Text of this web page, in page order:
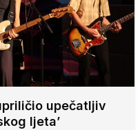
upečatljiv
ljeta’